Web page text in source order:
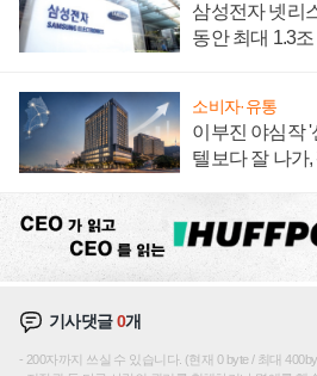
삼성전자 넷리
동안 최대 1.3
소비자·유통
이부진 야심작
텔보다 잘 나가,
기사댓글0개
200자까지 쓰실 수 있습니다. (현재 0 byte / 최대